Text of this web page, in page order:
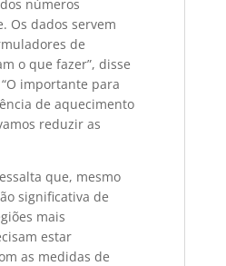
números
Os dados servem
de
o que fazer”, disse
importante para
de aquecimento
reduzir as
que, mesmo
significativa de
mais
estar
as medidas de